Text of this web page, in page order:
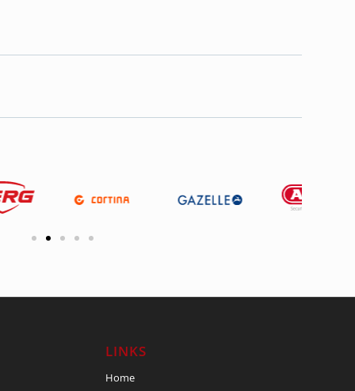
LINKS
Home